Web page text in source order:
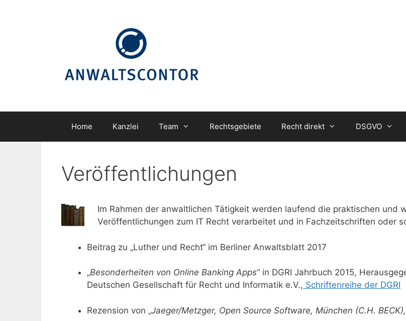
Home Kanzlei Team Rechtsgebiete Recht direkt DSGVO
Veröffentlichungen
Im Rahmen der anwaltlichen Tätigkeit werden laufend die praktischen und
Veröffentlichungen zum IT Recht verarbeitet und in Fachzeitschriften oder
Beitrag zu „Luther und Recht“ im Berliner Anwaltsblatt 2017
„Besonderheiten von Online Banking Apps“ in DGRI Jahrbuch 2015,
Deutschen Gesellschaft für Recht und Informatik e.V., Schriftenreihe der DGRI
Rezension von „Jaeger/Metzger, Open Source Software, München (C.H.